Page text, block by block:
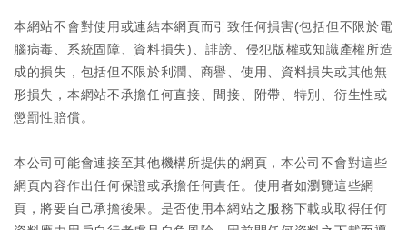
本網站不會對使用或連結本網頁而引致任何損害(包括但不限於電
腦病毒、系統固障、資料損失)、誹謗、侵犯版權或知識產權所造
成的損失，包括但不限於利潤、商譽、使用、資料損失或其他無
形損失，本網站不承擔任何直接、間接、附帶、特別、衍生性或
懲罰性賠償。
本公司可能會連接至其他機構所提供的網頁，本公司不會對這些
網頁內容作出任何保證或承擔任何責任。使用者如瀏覽這些網
頁，將要自己承擔後果。是否使用本網站之服務下載或取得任何